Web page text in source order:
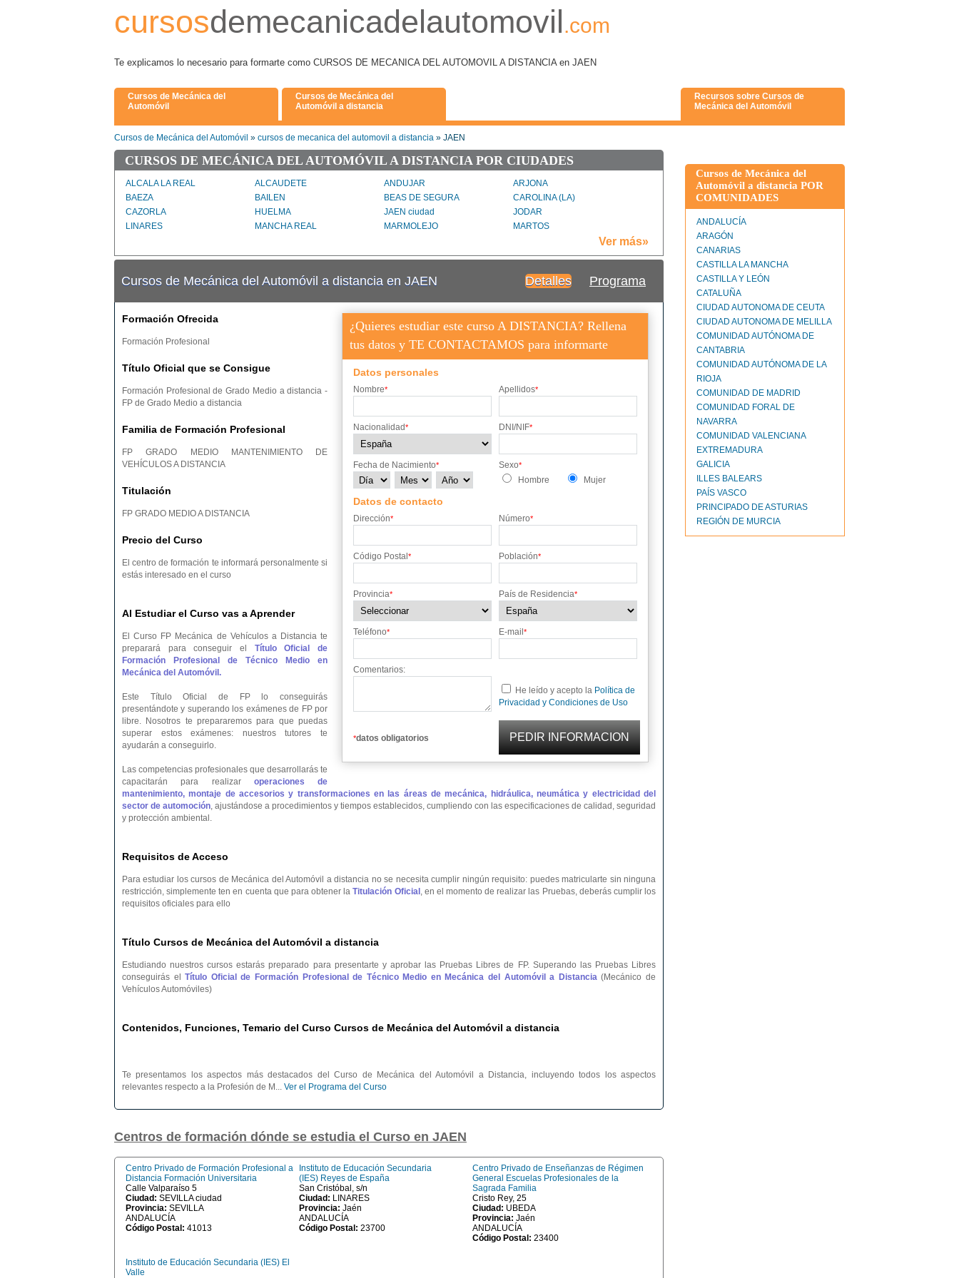
cursosdemecanicadelautomovil.com
Te explicamos lo necesario para formarte como CURSOS DE MECANICA DEL AUTOMOVIL A DISTANCIA en JAEN
Cursos de Mecánica del
Automóvil
Cursos de Mecánica del
Automóvil a distancia
Recursos sobre Cursos de
Mecánica del Automóvil
Cursos de Mecánica del Automóvil » cursos de mecanica del automovil a distancia » JAEN
CURSOS DE MECÁNICA DEL AUTOMÓVIL A DISTANCIA POR CIUDADES
ALCALA LA REAL ALCAUDETE ANDUJAR
ARJONA
BAEZA
BAILEN BEAS DE SEGURA
CAROLINA (LA)
CAZORLA
HUELMA JAEN ciudad
JODAR
LINARES
MANCHA REAL MARMOLEJO
MARTOS
QUESADA
SANTIAGO PONTONES SANTISTEBAN DEL PUERTO
SILES
UBEDA
VILLACARRILLO VILLANUEVA DEL ARZOBISPO
Ver más»
Detalles Programa
Cursos de Mecánica del Automóvil a distancia en JAEN
¿Quieres estudiar este curso A DISTANCIA? Rellena
tus datos y TE CONTACTAMOS para informarte
Datos personales
Nombre* Apellidos*
Nacionalidad* DNI/NIF*
Fecha de Nacimiento* Sexo*
Hombre Mujer
Datos de contacto
Dirección* Número*
Código Postal * Población*
Provincia* País de Residencia*
Teléfono* E-mail *
Comentarios:
He leído y acepto la Política de
Privacidad y Condiciones de Uso
*datos obligatorios
Formación Ofrecida
Formación Profesional
Título Oficial que se Consigue
Formación Profesional de Grado Medio a distancia -
FP de Grado Medio a distancia
Familia de Formación Profesional
FP GRADO MEDIO MANTENIMIENTO DE
VEHÍCULOS A DISTANCIA
Titulación
FP GRADO MEDIO A DISTANCIA
Precio del Curso
El centro de formación te informará personalmente si
estás interesado en el curso
Al Estudiar el Curso vas a Aprender
El Curso FP Mecánica de Vehículos a Distancia te
preparará para conseguir el Título Oficial de
Formación Profesional de Técnico Medio en
Mecánica del Automóvil.
Este Título Oficial de FP lo conseguirás
presentándote y superando los exámenes de FP por
libre. Nosotros te prepararemos para que puedas
superar estos exámenes: nuestros tutores te
ayudarán a conseguirlo.
Las competencias profesionales que desarrollarás te
capacitarán para realizar operaciones de
mantenimiento, montaje de accesorios y transformaciones en las áreas de mecánica, hidráulica, neumática y electricidad del
sector de automoción, ajustándose a procedimientos y tiempos establecidos, cumpliendo con las especificaciones de calidad, seguridad
y protección ambiental.
Requisitos de Acceso
Para estudiar los cursos de Mecánica del Automóvil a distancia no se necesita cumplir ningún requisito: puedes matricularte sin ninguna
restricción, simplemente ten en cuenta que para obtener laTitulación Oficial , en el momento de realizar las Pruebas, deberás cumplir los
requisitos oficiales para ello
Título Cursos de Mecánica del Automóvil a distancia
Estudiando nuestros cursos estarás preparado para presentarte y aprobar las Pruebas Libres de FP. Superando las Pruebas Libres
conseguirás elTítulo Oficial de Formación Profesional de Técnico Medio en Mecánica del Automóvil a Distancia(Mecánico de
Vehículos Automóviles)
Contenidos, Funciones, Temario del Curso Cursos de Mecánica del Automóvil a distancia
Te presentamos los aspectos más destacados del Curso de Mecánica del Automóvil a Distancia, incluyendo todos los aspectos
relevantes respecto a la Profesión de M... Ver el Programa del Curso
Centros de formación dónde se estudia el Curso en JAEN
Centro Privado de Formación Profesional a
Distancia Formación Universitaria
Calle Valparaíso 5
Ciudad: SEVILLA ciudad
Provincia: SEVILLA
ANDALUCÍA
Código Postal: 41013
Instituto de Educación Secundaria
(IES) Reyes de España
San Cristóbal, s/n
Ciudad: LINARES
Provincia: Jaén
ANDALUCÍA
Código Postal: 23700
Centro Privado de Enseñanzas de Régimen
General Escuelas Profesionales de la
Sagrada Familia
Cristo Rey, 25
Ciudad: UBEDA
Provincia: Jaén
ANDALUCÍA
Código Postal: 23400
Instituto de Educación Secundaria (IES) El
Valle
Cursos de Mecánica del
Automóvil a distancia POR
COMUNIDADES
ANDALUCÍA
ARAGÓN
CANARIAS
CASTILLA LA MANCHA
CASTILLA Y LEÓN
CATALUÑA
CIUDAD AUTONOMA DE CEUTA
CIUDAD AUTONOMA DE MELILLA
COMUNIDAD AUTÓNOMA DE
CANTABRIA
COMUNIDAD AUTÓNOMA DE LA
RIOJA
COMUNIDAD DE MADRID
COMUNIDAD FORAL DE
NAVARRA
COMUNIDAD VALENCIANA
EXTREMADURA
GALICIA
ILLES BALEARS
PAÍS VASCO
PRINCIPADO DE ASTURIAS
REGIÓN DE MURCIA